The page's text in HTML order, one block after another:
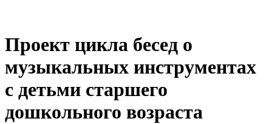
Проект цикла бесед о
музыкальных инструментах
с детьми старшего
дошкольного возраста